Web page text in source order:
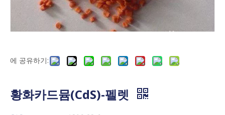
에 공유하기:
황화카드뮴(CdS)-펠렛